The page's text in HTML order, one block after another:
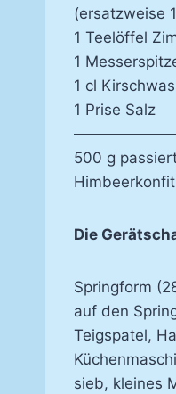
(ersatzweise
1 Teelöffel
1
1 cl
1 Prise Salz
500 g
Die
Spring­form
auf den
Teigspa­tel,
sieb, klei­nes